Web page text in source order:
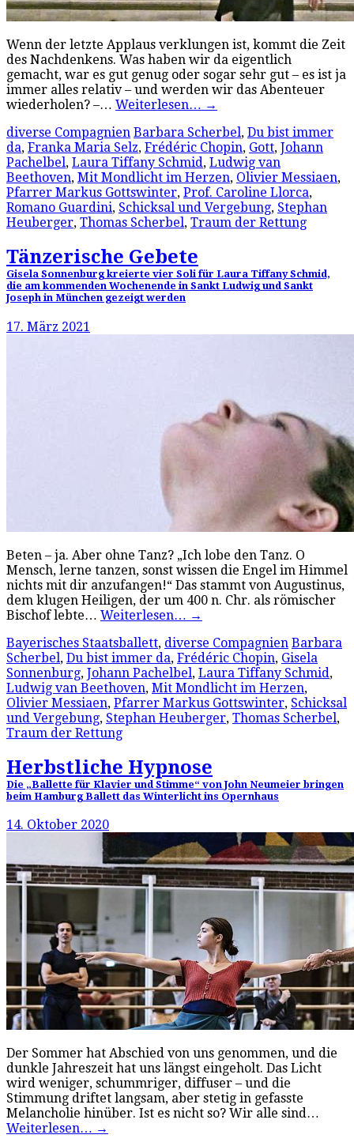
Wenn der letzte Applaus verklungen ist, kommt die Zeit
des Nachdenkens. Was haben wir da eigentlich
gemacht, war es gut genug oder sogar sehr gut – es ist ja
immer alles relativ – und werden wir das Abenteuer
wiederholen? –… Weiterlesen… →
diverse Compagnien Barbara Scherbel, Du bist immer
da, Franka Maria Selz, Frédéric Chopin, Gott, Johann
Pachelbel, Laura Tiffany Schmid, Ludwig van
Beethoven, Mit Mondlicht im Herzen, Olivier Messiaen,
Pfarrer Markus Gottswinter, Prof. Caroline Llorca,
Romano Guardini, Schicksal und Vergebung, Stephan
Heuberger, Thomas Scherbel, Traum der Rettung
Tänzerische Gebete
Gisela Sonnenburg kreierte vier Soli für Laura Tiffany Schmid,
die am kommenden Wochenende in Sankt Ludwig und Sankt
Joseph in München gezeigt werden
17. März 2021
Beten – ja. Aber ohne Tanz? „Ich lobe den Tanz. O
Mensch, lerne tanzen, sonst wissen die Engel im Himmel
nichts mit dir anzufangen!“ Das stammt von Augustinus,
dem klugen Heiligen, der um 400 n. Chr. als römischer
Bischof lebte… Weiterlesen… →
Bayerisches Staatsballett, diverse Compagnien Barbara
Scherbel, Du bist immer da, Frédéric Chopin, Gisela
Sonnenburg, Johann Pachelbel, Laura Tiffany Schmid,
Ludwig van Beethoven, Mit Mondlicht im Herzen,
Olivier Messiaen, Pfarrer Markus Gottswinter, Schicksal
und Vergebung, Stephan Heuberger, Thomas Scherbel,
Traum der Rettung
Herbstliche Hypnose
Die „Ballette für Klavier und Stimme“ von John Neumeier bringen
beim Hamburg Ballett das Winterlicht ins Opernhaus
14. Oktober 2020
Der Sommer hat Abschied von uns genommen, und die
dunkle Jahreszeit hat uns längst eingeholt. Das Licht
wird weniger, schummriger, diffuser – und die
Stimmung driftet langsam, aber stetig in gefasste
Melancholie hinüber. Ist es nicht so? Wir alle sind…
Weiterlesen… →